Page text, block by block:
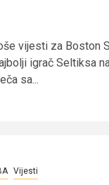
vijesti za Boston
igrač Seltiksa
sa...
Vijesti